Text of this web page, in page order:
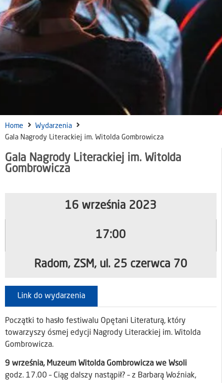
Home
Wydarzenia
Gala Nagrody Literackiej im. Witolda Gombrowicza
Gala Nagrody Literackiej im. Witolda
Gombrowicza
16 września 2023
17:00
Radom, ZSM, ul. 25 czerwca 70
Link do wydarzenia
Początki to hasło festiwalu Opętani Literaturą, który
towarzyszy ósmej edycji Nagrody Literackiej im. Witolda
Gombrowicza.
9 września, Muzeum Witolda Gombrowicza we Wsoli
godz. 17.00 – Ciąg dalszy nastąpił? – z Barbarą Woźniak,